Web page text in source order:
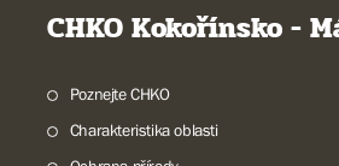
CHKO Kokořínsko -
Poznejte CHKO
Charakteristika oblasti